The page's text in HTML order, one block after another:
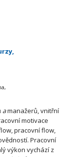
amanažerů, vnitřní
motivace
pracovní flow,
Pracovní
výkon vychází z